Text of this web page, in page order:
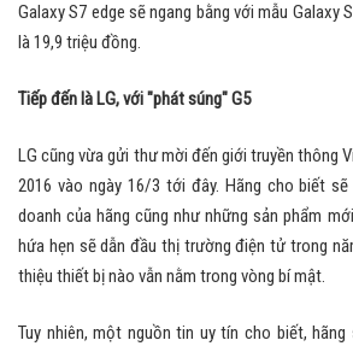
Galaxy S7 edge sẽ ngang bằng với mẫu Galaxy
là 19,9 triệu đồng.
Tiếp đến là LG, với "phát súng" G5
LG cũng vừa gửi thư mời đến giới truyền thông
2016 vào ngày 16/3 tới đây. Hãng cho biết
doanh của hãng cũng như những sản phẩm
hứa hẹn sẽ dẫn đầu thị trường điện tử trong
thiệu thiết bị nào vẫn nằm trong vòng bí mật.
Tuy nhiên, một nguồn tin uy tín cho biết,